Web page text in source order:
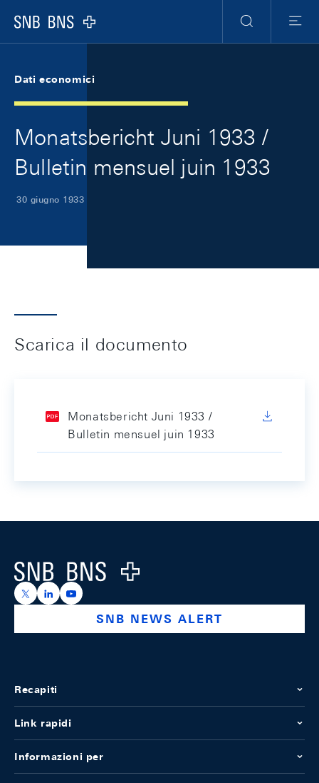
Logo
Ricerca
Menu
Dati economici
Monatsbericht Juni 1933 /
Bulletin mensuel juin 1933
30 giugno 1933
Scarica il documento
Monatsbericht Juni 1933 /
Bulletin mensuel juin 1933
Logo
https://x.com/snb_bns
https://ch.linkedin.com/company/swiss-national-
https://www.youtube.com/@swissnationalbank
SNB NEWS ALERT
Recapiti
Link rapidi
Informazioni per